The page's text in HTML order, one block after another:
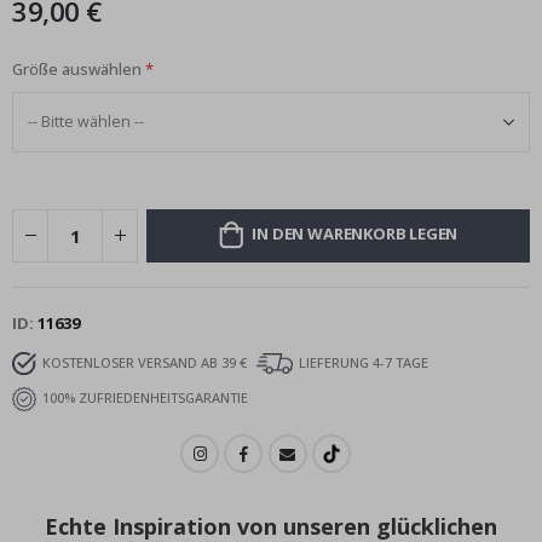
39,00 €
Größe auswählen
IN DEN WARENKORB LEGEN
ID 11639
KOSTENLOSER VERSAND AB 39 €
LIEFERUNG 4-7 TAGE
100% ZUFRIEDENHEITSGARANTIE
Echte Inspiration von unseren glücklichen